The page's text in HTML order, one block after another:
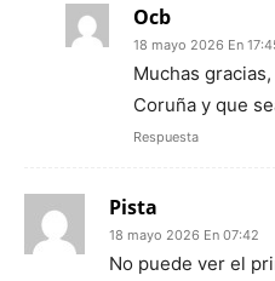
Ocb
18 mayo 2026 En
Muchas
Coruña y que
Respuesta
Pista
18 mayo 2026 En 07:42
No puede ver el